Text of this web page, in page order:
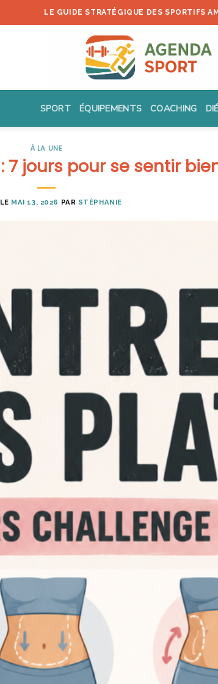
LE GUIDE STRATÉGIQUE DES SPORTIFS
SPORT ÉQUIPEMENTS COACHING
À LA UNE
7 jours pour se sentir
MAI 13, 2026 PAR STÉPHANIE